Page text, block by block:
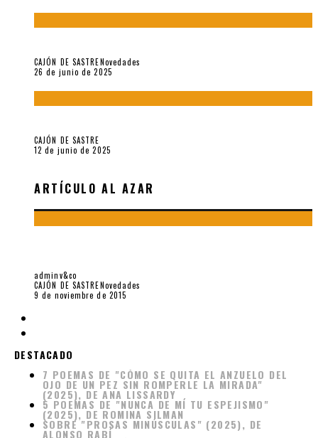
CAJÓN DE SASTRENovedades
26 de junio de 2025
CAJÓN DE SASTRE
12 de junio de 2025
ARTÍCULO AL AZAR
adminv&co
CAJÓN DE SASTRENovedades
9 de noviembre de 2015
DESTACADO7 POEMAS DE "CÓMO SE QUITA EL ANZUELO DEL
OJO DE UN PEZ SIN ROMPERLE LA MIRADA"
(2025), DE ANA LISSARDY
5 POEMAS DE "NUNCA DE MÍ TU ESPEJISMO"
(2025), DE ROMINA SILMAN
SOBRE "PROSAS MINÚSCULAS" (2025), DE
ALONSO RABÍ
¡GRACIAS Y ADIÓS!, "VALLEJO & CO." SE DESPIDE